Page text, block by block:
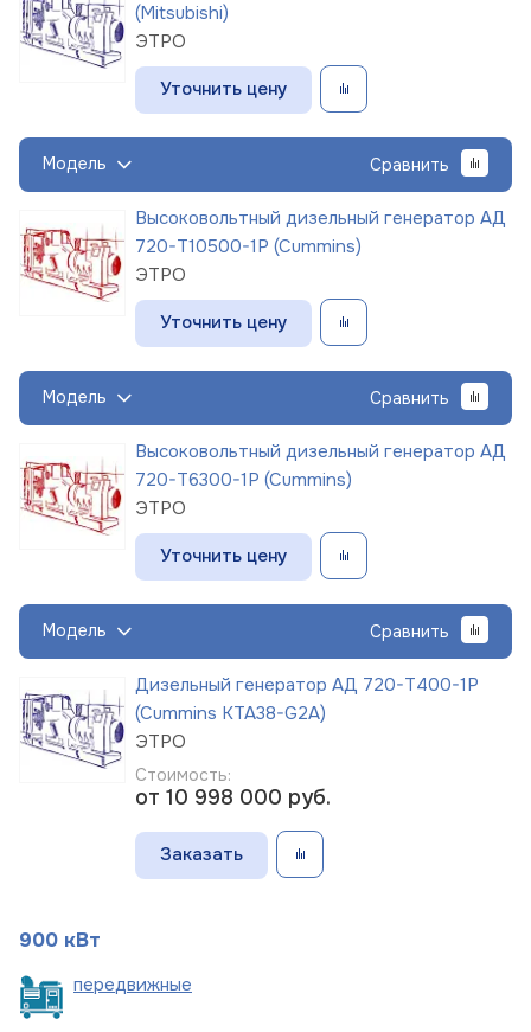
(Mitsubishi)
ЭТРО
Уточнить цену
Модель Сравнить
Высоковольтный дизельный генератор АД
720-Т10500-1Р (Cummins)
ЭТРО
Уточнить цену
Модель Сравнить
Высоковольтный дизельный генератор АД
720-Т6300-1Р (Cummins)
ЭТРО
Уточнить цену
Модель Сравнить
Дизельный генератор АД 720-Т400-1Р
(Cummins KTA38-G2A)
ЭТРО
Стоимость:
от 10 998 000 руб.
Заказать
900 кВт
передвижные